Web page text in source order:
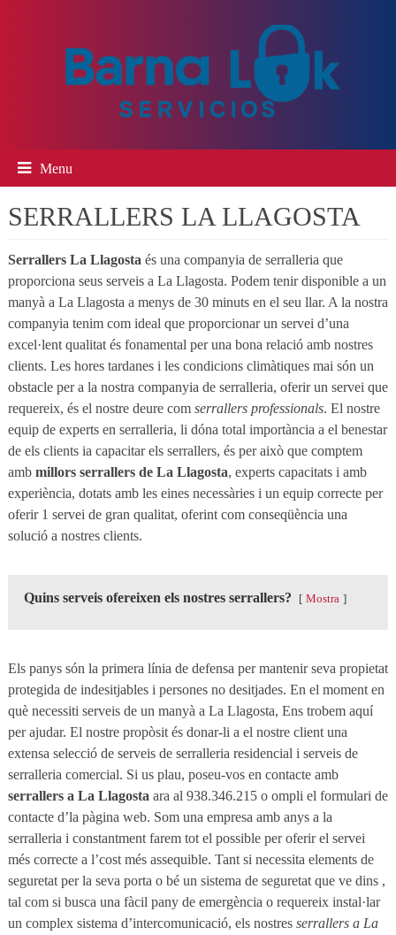
Menu
SERRALLERS LA LLAGOSTA
Serrallers La Llagosta és una companyia de serralleria que
proporciona seus serveis a La Llagosta. Podem tenir disponible a un
manyà a La Llagosta a menys de 30 minuts en el seu llar. A la nostra
companyia tenim com ideal que proporcionar un servei d’una
excel·lent qualitat és fonamental per una bona relació amb nostres
clients. Les hores tardanes i les condicions climàtiques mai són un
obstacle per a la nostra companyia de serralleria, oferir un servei que
requereix, és el nostre deure com serrallers professionals. El nostre
equip de experts en serralleria, li dóna total importància a el benestar
de els clients ia capacitar els serrallers, és per això que comptem
amb millors serrallers de La Llagosta, experts capacitats i amb
experiència, dotats amb les eines necessàries i un equip correcte per
oferir 1 servei de gran qualitat, oferint com conseqüència una
solució a nostres clients.
Quins serveis ofereixen els nostres serrallers? Mostra
Els panys són la primera línia de defensa per mantenir seva propietat
protegida de indesitjables i persones no desitjades. En el moment en
què necessiti serveis de un manyà a La Llagosta, Ens trobem aquí
per ajudar. El nostre propòsit és donar-li a el nostre client una
extensa selecció de serveis de serralleria residencial i serveis de
serralleria comercial. Si us plau, poseu-vos en contacte amb
serrallers a La Llagosta ara al 938.346.215 o ompli el formulari de
contacte d’la pàgina web. Som una empresa amb anys a la
serralleria i constantment farem tot el possible per oferir el servei
més correcte a l’cost més assequible. Tant si necessita elements de
seguretat per la seva porta o bé un sistema de seguretat que ve dins ,
tal com si busca una fàcil pany de emergència o requereix instal·lar
un complex sistema d’intercomunicació, els nostres serrallers a La